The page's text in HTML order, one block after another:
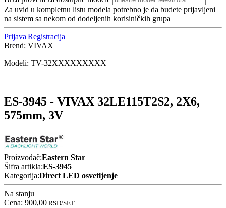
Za uvid u kompletnu listu modela potrebno je da budete prijavljeni
na sistem sa nekom od dodeljenih korisiničkih grupa
Prijava|Registracija
Brend: VIVAX
Modeli: TV-32XXXXXXXXX
ES-3945 - VIVAX 32LE115T2S2, 2X6,
575mm, 3V
Proizvođač:Eastern Star
Šifra artikla:ES-3945
Kategorija:Direct LED osvetljenje
Na stanju
Cena: 900,00 RSD/SET